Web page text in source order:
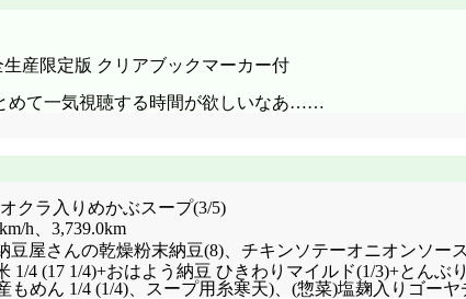
産限定版 クリアブックマーカー付
めて一気視聴する時間が欲しいなあ……
クラ入りめかぶスープ(3/5)
h、3,739.0km
屋さんの乾燥粉末納豆(8)、チキンソテーオニオンソー
1/4 (17 1/4)+おはよう納豆 ひきわりマイルド(1/3)+とん
もめん 1/4 (1/4)、スープ用糸寒天)、(惣菜)塩麹入りゴー